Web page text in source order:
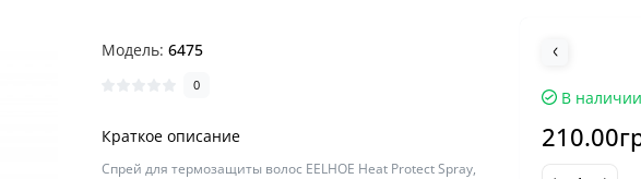
Модель:6475
0
Краткое описание
Спрей для термозащиты волос EELHOE Heat Protect Spray,
В наличии